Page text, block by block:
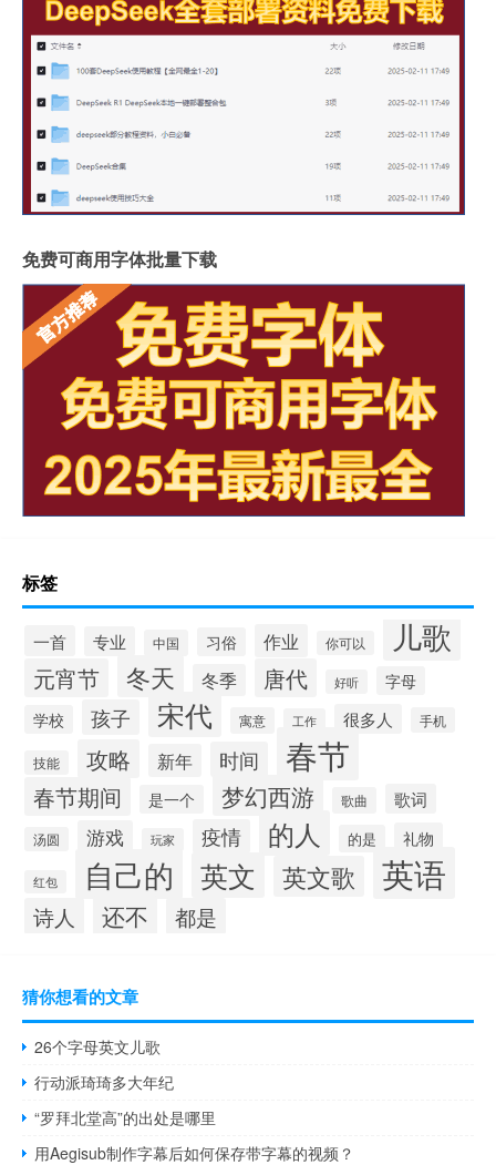
免费可商用字体批量下载
标签
一首 专业 中国 习俗 作业 你可以 儿歌
元宵节 冬天 冬季 唐代 好听
字母
学校
孩子 宋代 寓意 工作 很多人 手机
技能 攻略 新年 时间 春节
春节期间 是一个 梦幻西游 歌曲 歌词
汤圆 游戏 玩家 疫情 的人 的是 礼物
红包 自己的 英文 英文歌 英语
诗人 还不 都是
猜你想看的文章
26个字母英文儿歌
行动派琦琦多大年纪
“罗拜北堂高”的出处是哪里
用Aegisub制作字幕后如何保存带字幕的视频？